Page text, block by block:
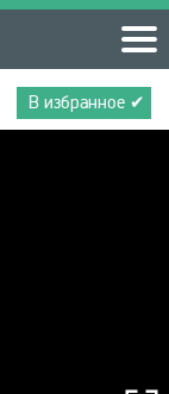
В избранное ✔